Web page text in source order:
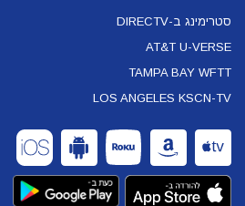
סטרימינג ב-DIRECTV
AT&T U-VERSE
TAMPA BAY WFTT
LOS ANGELES KSCN-TV